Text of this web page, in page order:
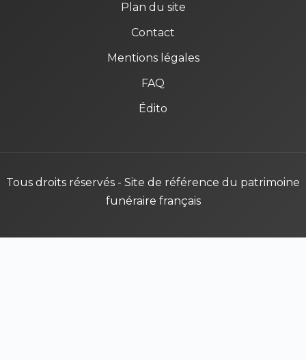
Plan du site
Contact
Mentions légales
FAQ
Édito
Tous droits réservés - Site de référence du patrimoine
funéraire français